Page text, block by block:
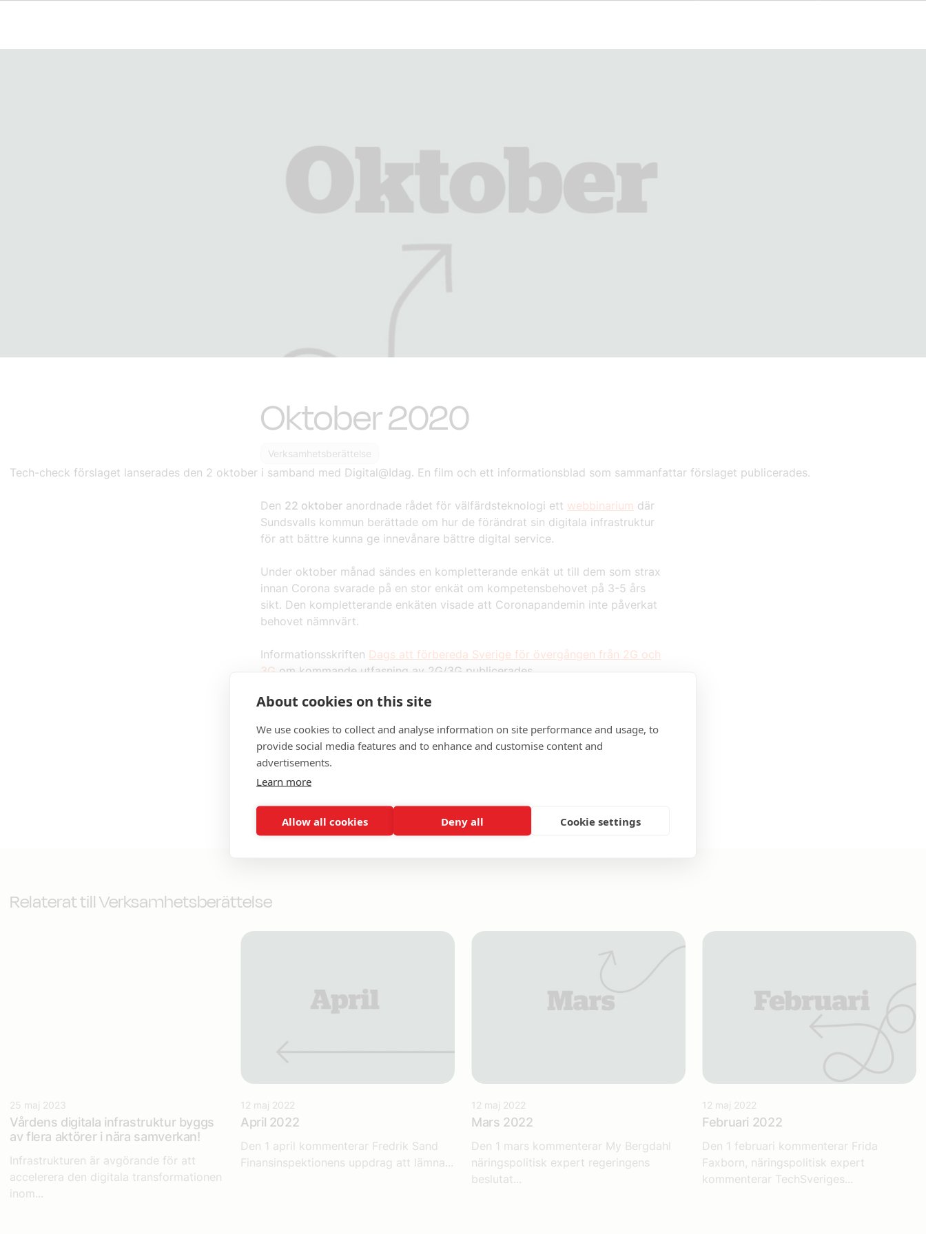
Oktober 2020
Verksamhetsberättelse
Tech-check förslaget lanserades den 2 oktober i samband med Digital@Idag. En film och ett informationsblad som sammanfattar förslaget publicerades.
Den 22 oktober anordnade rådet för välfärdsteknologi ett webbinarium där
Sundsvalls kommun berättade om hur de förändrat sin digitala infrastruktur
för att bättre kunna ge innevånare bättre digital service.
Under oktober månad sändes en kompletterande enkät ut till dem som strax
innan Corona svarade på en stor enkät om kompetensbehovet på 3-5 års
sikt. Den kompletterande enkäten visade att Coronapandemin inte påverkat
behovet nämnvärt.
Informationsskriften Dags att förbereda Sverige för övergången från 2G och
3G om kommande utfasning av 2G/3G publicerades.
Publicerad 17 april 2021 Senast uppdaterad
Relaterat till Verksamhetsberättelse
25 maj 2023
Vårdens digitala infrastruktur​ byggs
av flera aktörer i nära samverkan!
Infrastrukturen är avgörande för att
accelerera den digitala transformationen
inom...
12 maj 2022
April 2022
Den 1 april kommenterar Fredrik Sand
Finansinspektionens uppdrag att lämna...
12 maj 2022
Mars 2022
Den 1 mars kommenterar My Bergdahl
näringspolitisk expert regeringens
beslutat...
12 maj 2022
Februari 2022
Den 1 februari kommenterar Frida
Faxborn, näringspolitisk expert
kommenterar TechSveriges...
About cookies on this site
We use cookies to collect and analyse information on site performance and usage, to
provide social media features and to enhance and customise content and
advertisements.
Learn more
Allow all cookies Deny all Cookie settings